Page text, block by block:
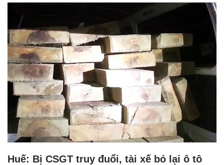
Huế: Bị CSGT truy đuổi, tài xế bỏ lại ô tô